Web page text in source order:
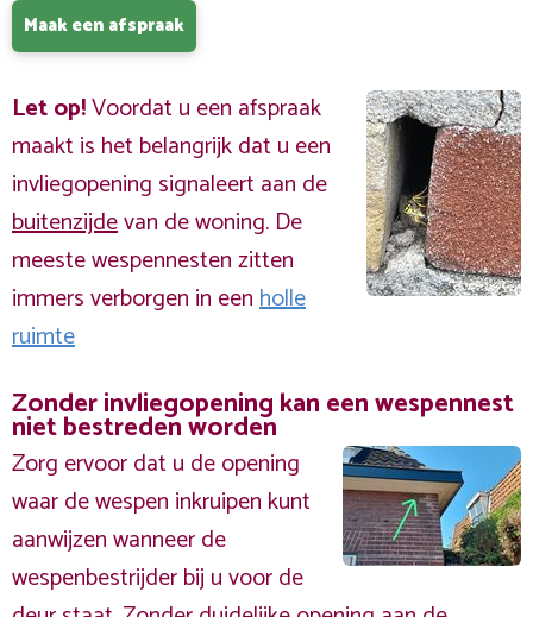
Maak een afspraak
Let op!Voordat u een afspraak
maakt is het belangrijk dat u een
invliegopening signaleert aan de
buitenzijdevan de woning. De
meeste wespennesten zitten
immers verborgen in eenholle
ruimte
Zonder invliegopening kan een wespennest
niet bestreden worden
Zorg ervoor dat u de opening
waar de wespen inkruipen kunt
aanwijzen wanneer de
wespenbestrijder bij u voor de